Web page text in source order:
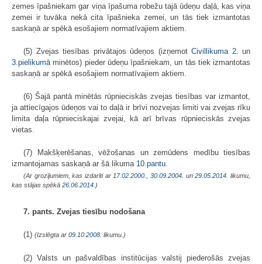
zemes īpašniekam gar viņa īpašuma robežu tajā ūdeņu daļā, kas viņa
zemei ir tuvāka nekā cita īpašnieka zemei, un tās tiek izmantotas
saskaņā ar spēkā esošajiem normatīvajiem aktiem.
(5) Zvejas tiesības privātajos ūdeņos (izņemot Civillikuma 2. un
3.pielikumāminētos) pieder ūdeņu īpašniekam, un tās tiek izmantotas
saskaņā ar spēkā esošajiem normatīvajiem aktiem.
(6) Šajā pantā minētās rūpnieciskās zvejas tiesības var izmantot,
ja attiecīgajos ūdeņos vai to daļā ir brīvi nozvejas limiti vai zvejas rīku
limita daļa rūpnieciskajai zvejai, kā arī brīvas rūpnieciskās zvejas
vietas.
(7) Makšķerēšanas, vēžošanas un zemūdens medību tiesības
izmantojamas saskaņā ar šā likuma 10.pantu.
(Ar grozījumiem, kas izdarīti ar17.02.2000.,30.09.2004. un29.05.2014. likumu,
kas stājas spēkā 26.06.2014.)
7. pants. Zvejas tiesību nodošana
(1) (Izslēgta ar 09.10.2008. likumu.)
(2) Valsts un pašvaldības institūcijas valstij piederošās zvejas